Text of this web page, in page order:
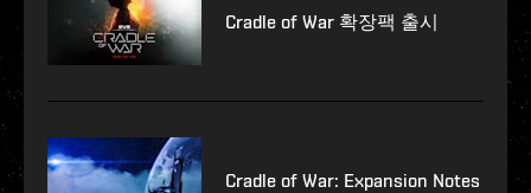
Cradle of War 확장팩 출시
Cradle of War: Expansion Notes